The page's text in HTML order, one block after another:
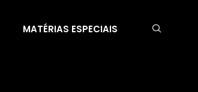
MATÉRIAS ESPECIAIS